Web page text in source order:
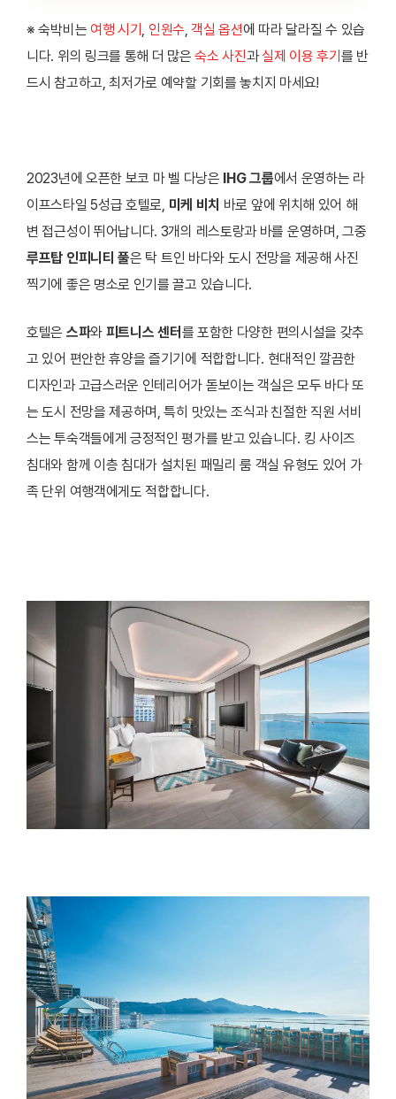
※ 숙박비는 여행 시기 인원수 객실 옵션에 따라 달라질 수 있습
니다. 위의 링크를 통해 더 많은 숙소 사진과실제 이용 후기 를 반
드시 참고하고, 최저가로 예약할 기회를 놓치지 마세요!
2023년에 오픈한 보코 마 벨 다낭은 IHG 그룹에서 운영하는 라
이프스타일 5성급 호텔로, 미케 비치 바로 앞에 위치해 있어 해
변 접근성이 뛰어납니다. 3개의 레스토랑과 바를 운영하며, 그중
루프탑 인피니티 풀은 탁 트인 바다와 도시 전망을 제공해 사진
찍기에 좋은 명소로 인기를 끌고 있습니다.
호텔은 스파와 피트니스 센터 를 포함한 다양한 편의시설을 갖추
고 있어 편안한 휴양을 즐기기에 적합합니다. 현대적인 깔끔한
디자인과 고급스러운 인테리어가 돋보이는 객실은 모두 바다 또
는 도시 전망을 제공하며, 특히 맛있는 조식과 친절한 직원 서비
스는 투숙객들에게 긍정적인 평가를 받고 있습니다. 킹 사이즈
침대와 함께 이층 침대가 설치된 패밀리 룸 객실 유형도 있어 가
족 단위 여행객에게도 적합합니다.